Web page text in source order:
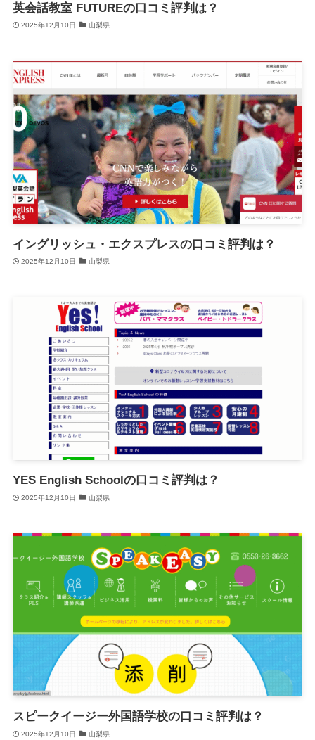
英会話教室 FUTUREの口コミ評判は？
2025年12月10日 山梨県
イングリッシュ・エクスプレスの口コミ評判は？
2025年12月10日 山梨県
YES English Schoolの口コミ評判は？
2025年12月10日 山梨県
スピークイージー外国語学校の口コミ評判は？
2025年12月10日 山梨県